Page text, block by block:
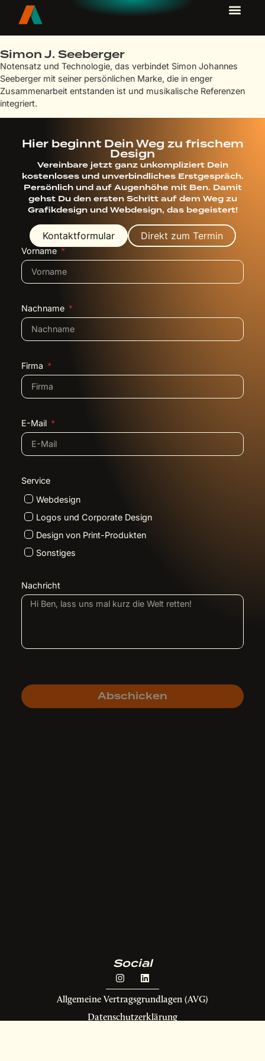
Simon J. Seeberger
Notensatz und Technologie, das verbindet Simon Johannes
Seeberger mit seiner persönlichen Marke, die in enger
Zusammenarbeit entstanden ist und musikalische Referenzen
integriert.
Hier beginnt Dein Weg zu frischem
Design
Vereinbare jetzt ganz unkompliziert Dein
kostenloses und unverbindliches Erstgespräch.
Persönlich und auf Augenhöhe mit Ben. Damit
gehst Du den ersten Schritt auf dem Weg zu
Grafikdesign und Webdesign, das begeistert!
Kontaktformular Direkt zum Termin
Vorname
Nachname
Firma
E-Mail
Service
Webdesign
Logos und Corporate Design
Design von Print-Produkten
Sonstiges
Nachricht
Abschicken
Social
Allgemeine Vertragsgrundlagen (AVG)
Datenschutzerklärung